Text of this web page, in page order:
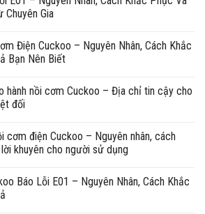
Chuyên Gia
Điện Cuckoo – Nguyên Nhân, Cách Khắc
Bạn Nên Biết
hành nồi cơm Cuckoo – Địa chỉ tin cậy cho
đối
cơm điện Cuckoo – Nguyên nhân, cách
khuyên cho người sử dụng
Báo Lỗi E01 – Nguyên Nhân, Cách Khắc